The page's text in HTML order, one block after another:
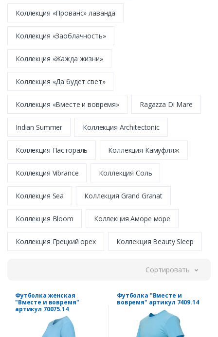
Коллекция «Прованс» лаванда
Коллекция «Заоблачность»
Коллекция «Жажда жизни»
Коллекция «Да будет свет»
Коллекция «Вместе и вовремя» Ragazza Di Mare
Indian Summer Коллекция Architectonic
Коллекция Пастораль Коллекция Камуфляж
Коллекция Vibrance Коллекция Соль
Коллекция Sea Коллекция Grand Granat
Коллекция Bloom Коллекция Аморе море
Коллекция Грецкий орех Коллекция Beauty Sleep
Сортировать
Футболка женская
"Вместе и вовремя"
артикул 70075.14
Футболка "Вместе и
вовремя" артикул 7409.14